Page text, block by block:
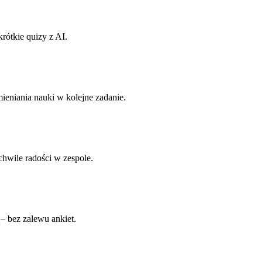
quizy z AI.
nauki w kolejne zadanie.
radości w zespole.
bez zalewu ankiet.